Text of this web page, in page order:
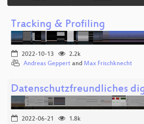
Tracking & Profiling
2022-10-13
2.2k
Andreas Geppert and Max Frischknecht
Datenschutzfreundliches
2022-06-21
1.8k